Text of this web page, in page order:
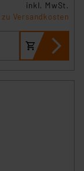
inkl. MwSt.
Versandkosten